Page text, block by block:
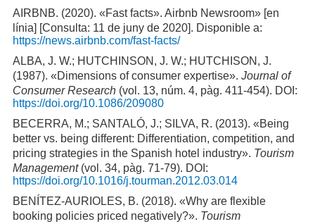
AIRBNB. (2020). «Fast facts». Airbnb Newsroom» [en
línia] [Consulta: 11 de juny de 2020]. Disponible a:
https://news.airbnb.com/fast-facts/
ALBA, J. W.; HUTCHINSON, J. W.; HUTCHISON, J.
(1987). «Dimensions of consumer expertise». Journal of
Consumer Research(vol. 13, núm. 4, pàg. 411-454). DOI:
https://doi.org/10.1086/209080
BECERRA, M.; SANTALÓ, J.; SILVA, R. (2013). «Being
better vs. being different: Differentiation, competition, and
pricing strategies in the Spanish hotel industry». Tourism
Management (vol. 34, pàg. 71-79). DOI:
https://doi.org/10.1016/j.tourman.2012.03.014
BENÍTEZ-AURIOLES, B. (2018). «Why are flexible
booking policies priced negatively?». Tourism